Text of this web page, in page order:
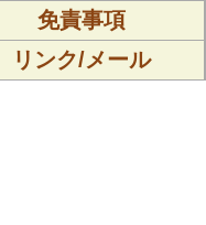
免責事項
リンク/メール